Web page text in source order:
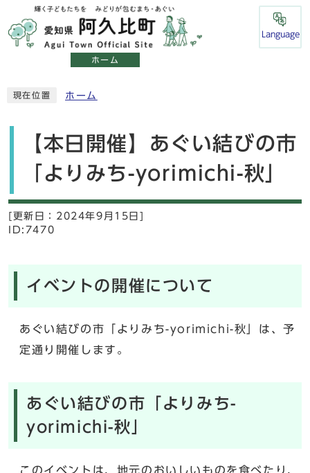
ホーム
Language
現在位置 ホーム
【本日開催】あぐい結びの市
「よりみち-yorimichi-秋」
[更新日： 2024年9月15日]
ID:7470
イベントの開催について
あぐい結びの市「よりみち-yorimichi-秋」は、予
定通り開催します。
あぐい結びの市「よりみち-
yorimichi-秋」
このイベントは、地元のおいしいものを食べたり、